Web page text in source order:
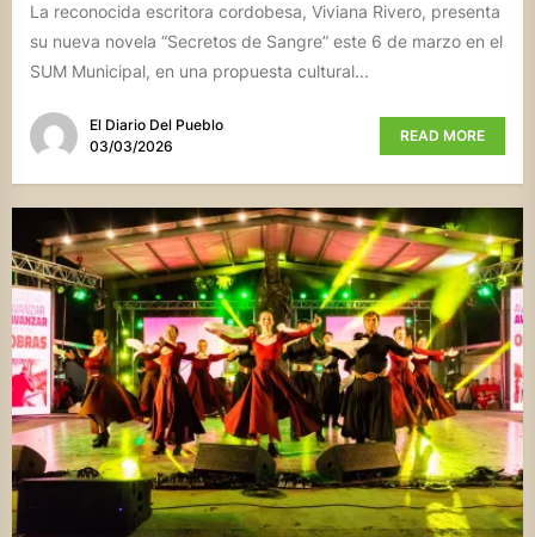
La reconocida escritora cordobesa, Viviana Rivero, presenta
su nueva novela “Secretos de Sangre” este 6 de marzo en el
SUM Municipal, en una propuesta cultural...
El Diario Del Pueblo
03/03/2026
READ MORE